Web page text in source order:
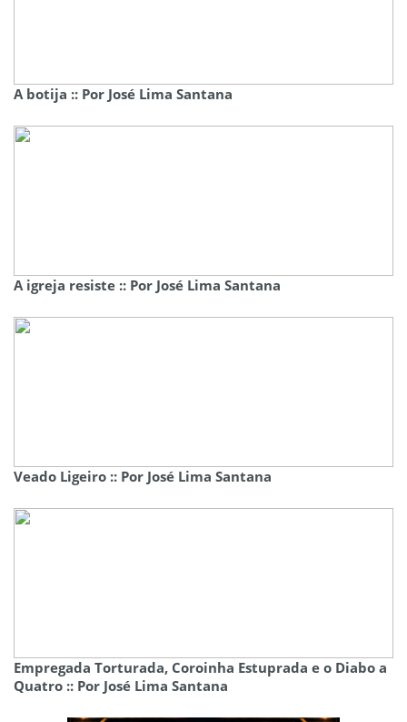
A botija :: Por José Lima Santana
A igreja resiste :: Por José Lima Santana
Veado Ligeiro :: Por José Lima Santana
Empregada Torturada, Coroinha Estuprada e o Diabo a
Quatro :: Por José Lima Santana